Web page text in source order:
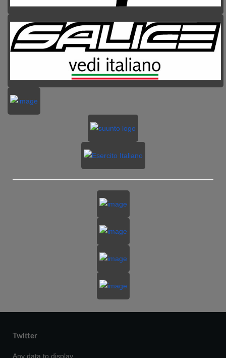
Twitter
Any data to display